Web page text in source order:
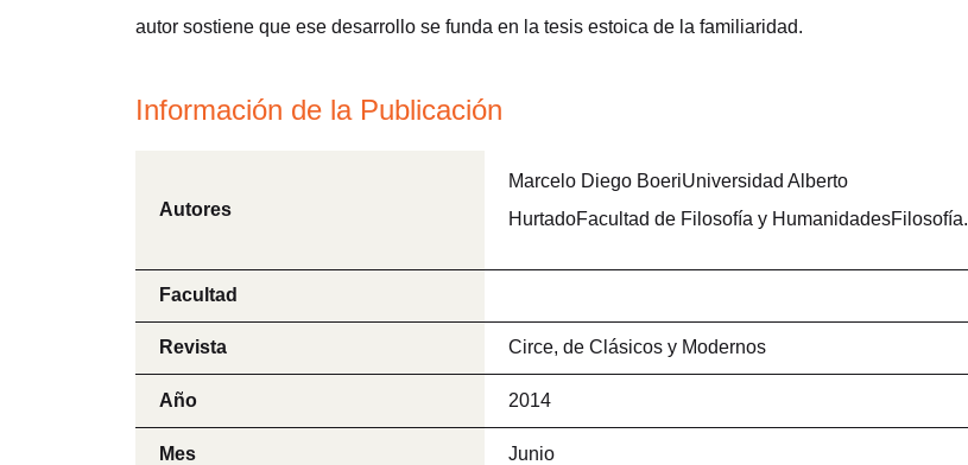
autor sostiene que ese desarrollo se funda en la tesis estoica de la familiaridad.
Información de la Publicación
Autores
Marcelo Diego BoeriUniversidad Alberto
HurtadoFacultad de Filosofía y HumanidadesFilosofía.
Facultad
Revista Circe, de Clásicos y Modernos
Año 2014
Mes Junio